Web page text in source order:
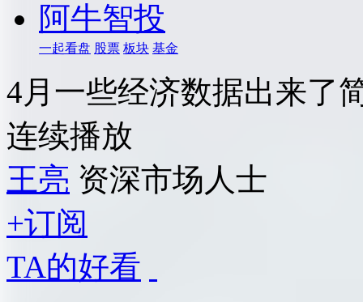
阿牛智投
一起看盘 股票 板块 基金
4月一些经济数据出来了
连续播放
王亮 资深市场人士
+订阅
TA的好看